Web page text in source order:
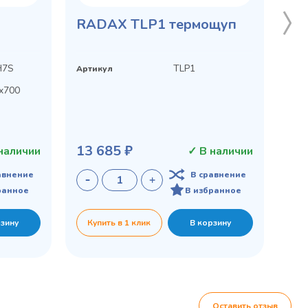
наличии 45 900 ₽ ✓ В наличии
В корзину
RADAX TLP1 термощуп
Артикул TLP1
13 685 ₽ ✓ В наличии
В сравнение
В избранное
Купить в 1 клик В корзину